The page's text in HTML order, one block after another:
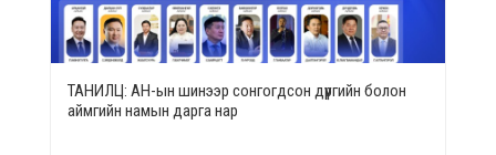
ТАНИЛЦ: АН-ын шинээр сонгогдсон дүүргийн болон
аймгийн намын дарга нар